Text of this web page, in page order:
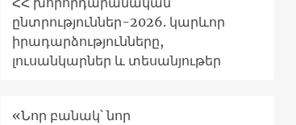
ընտրություններ-2026. կարևոր
իրադարձությունները,
լուսանկարներ և տեսանյութեր
«Նոր բանակ՝ նոր